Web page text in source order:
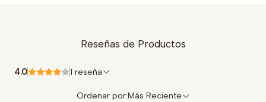
Reseñas de Productos
4.0 1 reseña
Ordenar por:Más Reciente